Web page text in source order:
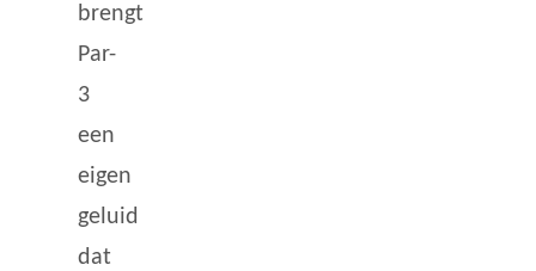
brengt
Par-
3
een
eigen
geluid
dat